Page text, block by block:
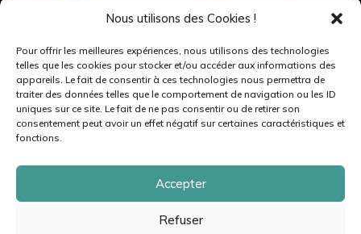
Nous utilisons des Cookies !
Pour offrir les meilleures expériences, nous utilisons des technologies
telles que les cookies pour stocker et/ou accéder aux informations des
appareils. Le fait de consentir à ces technologies nous permettra de
traiter des données telles que le comportement de navigation ou les ID
uniques sur ce site. Le fait de ne pas consentir ou de retirer son
consentement peut avoir un effet négatif sur certaines caractéristiques et
fonctions.
Accepter
Refuser
NOS RÉALISATIONS
Immersion
Accompagnement artistique
Production créative
Danseuses et danseurs
Musiciennes et musiciens
Créatrices et créateurs